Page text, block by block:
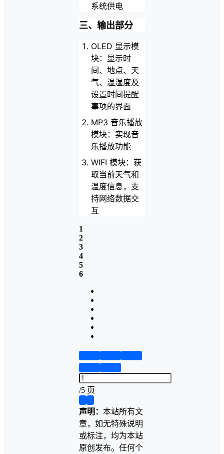
系统供电
三、输出部分
OLED 显示模
块：显示时
间、地点、天
气、温湿度及
设置时间提醒
事项的界面
MP3 音乐播放
模块：实现音
乐播放功能
WIFI 模块：获
取当前天气和
温度信息，支
持网络数据交
互
1
2
3
4
5
6
/5 页
声明： 本站所有文
章，如无特殊说明
或标注，均为本站
原创发布。任何个